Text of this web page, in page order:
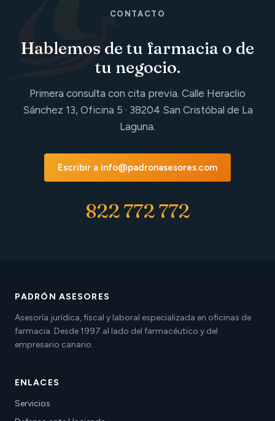
CONTACTO
Hablemos de tu farmacia o de
tu negocio.
Primera consulta con cita previa. Calle Heraclio
Sánchez 13, Oficina 5 · 38204 San Cristóbal de La
Laguna.
Escribir a info@padronasesores.com
822 772 772
PADRÓN ASESORES
Asesoría jurídica, fiscal y laboral especializada en oficinas de
farmacia. Desde 1997 al lado del farmacéutico y del
empresario canario.
ENLACES
Servicios